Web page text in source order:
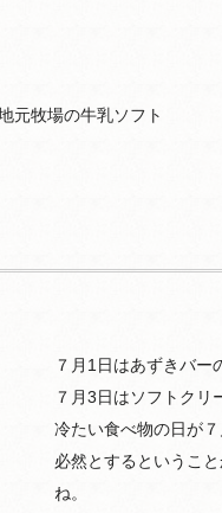
元牧場の牛乳ソフト
７月1日はあずきバー
７月3日はソフトクリ
冷たい食べ物の日が
必然とするというこ
ね。